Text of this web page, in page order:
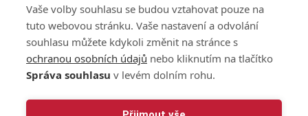
Vaše volby souhlasu se budou vztahovat pouze na
tuto webovou stránku. Vaše nastavení a odvolání
souhlasu můžete kdykoli změnit na stránce s
ochranou osobních údajů nebo kliknutím na tlačítko
Správa souhlasu v levém dolním rohu.
Editor
Honza Fait
+420 723 898 969
fait@golfextra.cz
Obchod
Edita Hanušová
+420 724 150 784
hanusova@relmost.cz